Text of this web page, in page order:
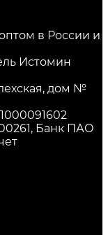
в России и
Истомин
дом №
Банк ПАО